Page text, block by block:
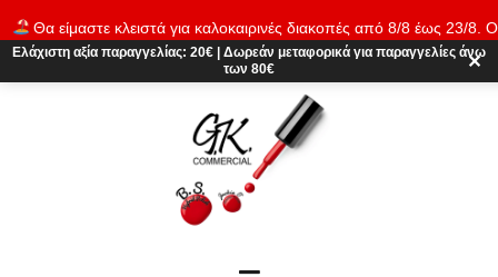
Θα είμαστε κλειστά για καλοκαιρινές διακοπές από 8/8 έως 23/8.
παραγγελίες θα εκτελούνται ξανά από 24/8. Καλό καλοκαίρι!
content
Ελάχιστη αξία παραγγελίας: 20€ Δωρεάν μεταφορικά για παραγγελίες άνω
των 80€
✕